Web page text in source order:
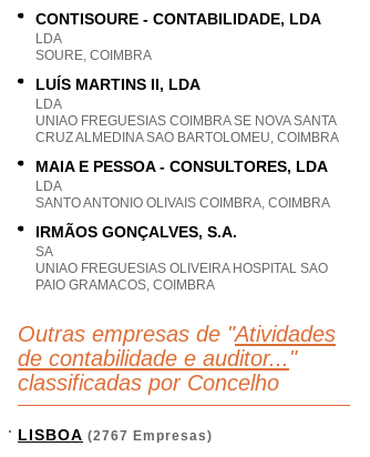
CONTISOURE - CONTABILIDADE, LDA
LDA
SOURE, COIMBRA
LUÍS MARTINS II, LDA
LDA
UNIAO FREGUESIAS COIMBRA SE NOVA SANTA
CRUZ ALMEDINA SAO BARTOLOMEU, COIMBRA
MAIA E PESSOA - CONSULTORES, LDA
LDA
SANTO ANTONIO OLIVAIS COIMBRA, COIMBRA
IRMÃOS GONÇALVES, S.A.
SA
UNIAO FREGUESIAS OLIVEIRA HOSPITAL SAO
PAIO GRAMACOS, COIMBRA
Outras empresas de "Atividades
de contabilidade e auditor... "
classificadas por Concelho
LISBOA (2767 Empresas)